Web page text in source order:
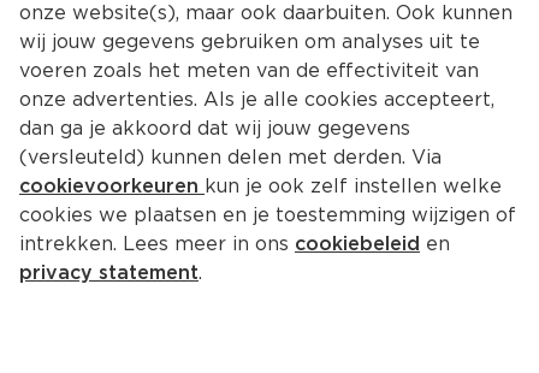
Ella's Kitchen Spaghetti
bolognese met kaas 10m+
onze website(s), maar ook daarbuiten. Ook kunnen
wij jouw gegevens gebruiken om analyses uit te
voeren zoals het meten van de effectiviteit van
onze advertenties. Als je alle cookies accepteert,
dan ga je akkoord dat wij jouw gegevens
(versleuteld) kunnen delen met derden. Via
cookievoorkeuren kun je ook zelf instellen welke
cookies we plaatsen en je toestemming wijzigen of
intrekken. Lees meer in ons cookiebeleid en
privacy statement.